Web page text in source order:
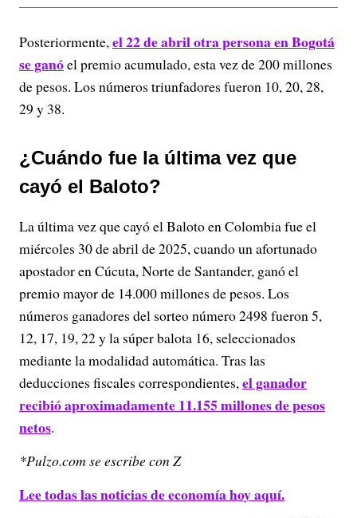
Posteriormente,el 22 de abril otra persona en Bogotá
se ganóel premio acumulado, esta vez de 200 millones
de pesos. Los números triunfadores fueron 10, 20, 28,
29 y 38.
¿Cuándo fue la última vez que
cayó el Baloto?
La última vez que cayó el Baloto en Colombia fue el
miércoles 30 de abril de 2025, cuando un afortunado
apostador en Cúcuta, Norte de Santander, ganó el
premio mayor de 14.000 millones de pesos. Los
números ganadores del sorteo número 2498 fueron 5,
12, 17, 19, 22 y la súper balota 16, seleccionados
mediante la modalidad automática. Tras las
deducciones fiscales correspondientes,el ganador
recibió aproximadamente 11.155 millones de pesos
netos.
*Pulzo.com se escribe con Z
Lee todas las noticias de economía hoy aquí.